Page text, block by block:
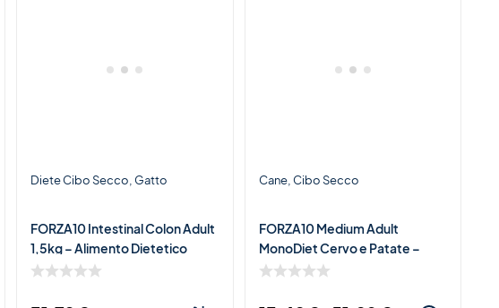
Diete Cibo Secco Gatto
FORZA10 Intestinal Colon Adult
1,5kg – Alimento Dietetico
Completo per Gatti con Disturbi
Cane Cibo Secco
FORZA10 Medium Adult
MonoDiet Cervo e Patate –
Alimento Completo